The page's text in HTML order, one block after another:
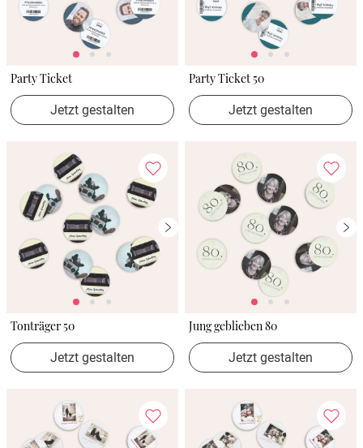
Party Ticket
Jetzt gestalten
Party Ticket 50
Jetzt gestalten
Tonträger 50
Jetzt gestalten
Jung geblieben 80
Jetzt gestalten